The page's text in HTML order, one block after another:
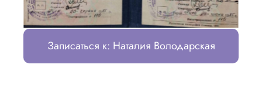
Записаться к: Наталия Володарская